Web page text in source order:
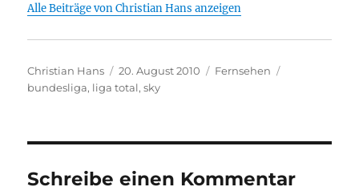
Alle Beiträge von Christian Hans anzeigen
Autor
Christian Hans
Veröffentlicht
am
20. August 2010 Kategorien
Fernsehen
bundesliga, liga total,sky
Schreibe einen Kommentar